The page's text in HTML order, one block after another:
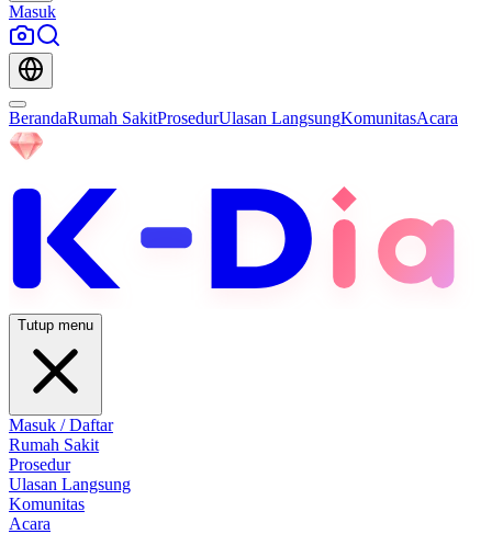
Masuk
BerandaRumah SakitProsedurUlasan LangsungKomunitasAcara
Tutup menu
Masuk / Daftar
Rumah Sakit
Prosedur
Ulasan Langsung
Komunitas
Acara